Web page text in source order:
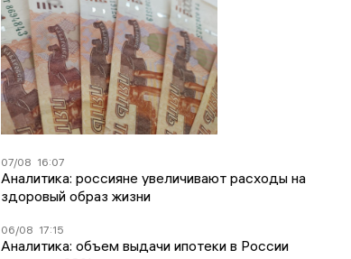
07/08 16:07
Аналитика: россияне увеличивают расходы на
здоровый образ жизни
06/08 17:15
Аналитика: объем выдачи ипотеки в России